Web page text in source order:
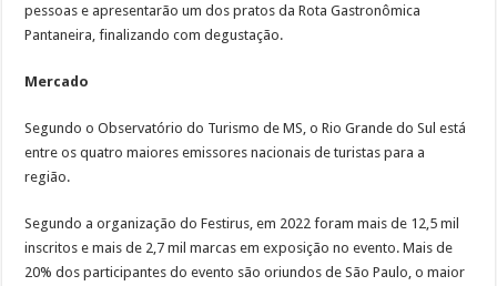
pessoas e apresentarão um dos pratos da Rota Gastronômica
Pantaneira, finalizando com degustação.
Mercado
Segundo o Observatório do Turismo de MS, o Rio Grande do Sul está
entre os quatro maiores emissores nacionais de turistas para a
região.
Segundo a organização do Festirus, em 2022 foram mais de 12,5 mil
inscritos e mais de 2,7 mil marcas em exposição no evento. Mais de
20% dos participantes do evento são oriundos de São Paulo, o maior